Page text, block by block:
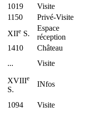
1019
Visite
1150
Privé-Visite
XIIe S.
Espace
réception
1410
Château
...
Visite
XVIIIe
S.
INfos
1094 Visite